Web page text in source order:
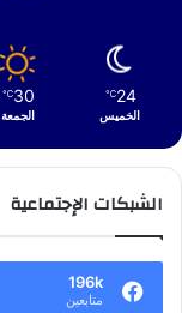
24
℃
الخميس
30
℃
الجمعة
الشبكات الإجتماعية
196k
متابعين